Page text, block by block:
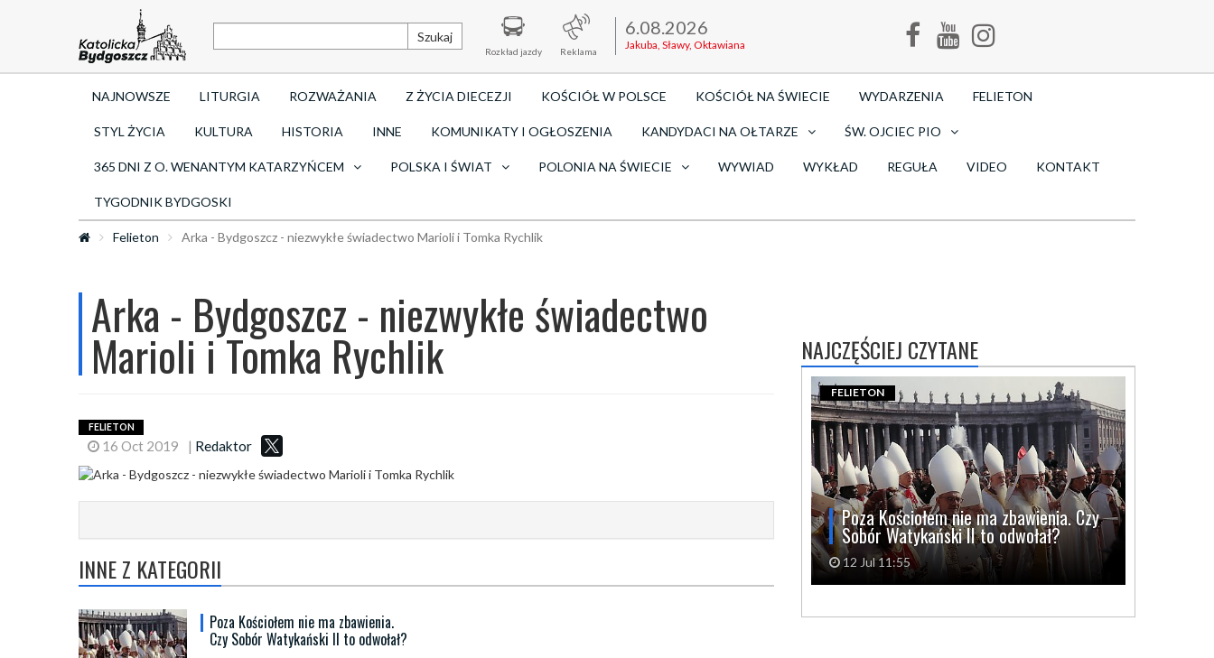
Szukaj
Rozkład jazdy Reklama
6.08.2026
Jakuba, Sławy, Oktawiana
NAJNOWSZE LITURGIA ROZWAŻANIA Z ŻYCIA DIECEZJI KOŚCIÓŁ W POLSCE KOŚCIÓŁ NA ŚWIECIE WYDARZENIA FELIETON
STYL ŻYCIA KULTURA HISTORIA INNE KOMUNIKATY I OGŁOSZENIA KANDYDACI NA OŁTARZE ŚW. OJCIEC PIO
365 DNI Z O. WENANTYM KATARZYŃCEM POLSKA I ŚWIAT POLONIA NA ŚWIECIE WYWIAD WYKŁAD REGUŁA VIDEO KONTAKT
TYGODNIK BYDGOSKI
Felieton Arka - Bydgoszcz - niezwykłe świadectwo Marioli i Tomka Rychlik
Arka - Bydgoszcz - niezwykłe świadectwo
Marioli i Tomka Rychlik
FELIETON
16 Oct 2019 | Redaktor
INNE Z KATEGORII
Poza Kościołem nie ma zbawienia.
Czy Sobór Watykański II to odwołał?
NAJCZĘŚCIEJ CZYTANE
Poza Kościołem nie ma zbawienia. Czy
Sobór Watykański II to odwołał?
12 Jul 11:55
FELIETON